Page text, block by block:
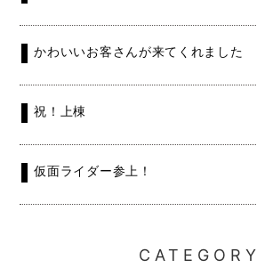
かわいいお客さんが来てくれました
祝！上棟
仮面ライダー参上！
CATEGORY